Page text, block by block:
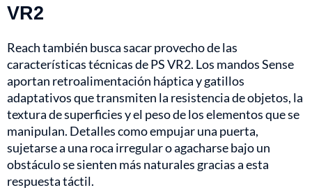
VR2
Reach también busca sacar provecho de las
características técnicas de PS VR2. Los mandos Sense
aportan retroalimentación háptica y gatillos
adaptativos que transmiten la resistencia de objetos, la
textura de superficies y el peso de los elementos que se
manipulan. Detalles como empujar una puerta,
sujetarse a una roca irregular o agacharse bajo un
obstáculo se sienten más naturales gracias a esta
respuesta táctil.